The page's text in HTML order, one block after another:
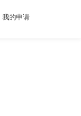
我的申请